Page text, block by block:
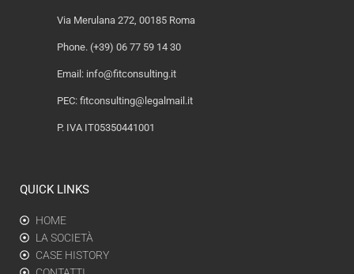
Via Merulana 272, 00185 Roma
Phone. (+39) 06 77 59 14 30
Email: info@fitconsulting.it
PEC: fitconsulting@legalmail.it
P. IVA IT05350441001
QUICK LINKS
HOME
LA SOCIETÀ
CASE HISTORY